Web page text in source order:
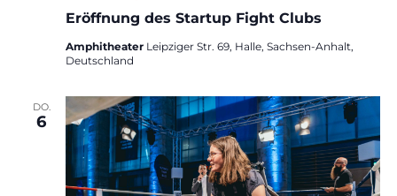
Eröffnung des Startup Fight Clubs
Amphitheater Leipziger Str. 69, Halle, Sachsen-Anhalt,
Deutschland
DO.
6